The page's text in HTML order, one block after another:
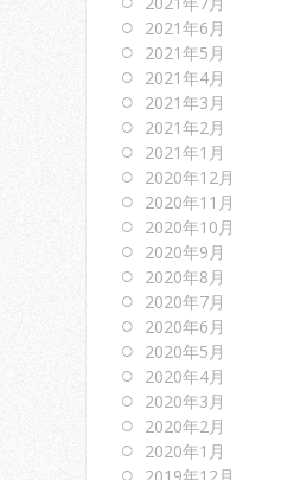
2021年6月
2021年5月
2021年4月
2021年3月
2021年2月
2021年1月
2020年12月
2020年11月
2020年10月
2020年9月
2020年8月
2020年7月
2020年6月
2020年5月
2020年4月
2020年3月
2020年2月
2020年1月